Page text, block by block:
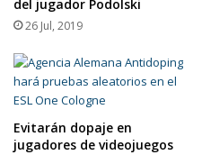
del jugador Podolski
26 Jul, 2019
Evitarán dopaje en
jugadores de videojuegos